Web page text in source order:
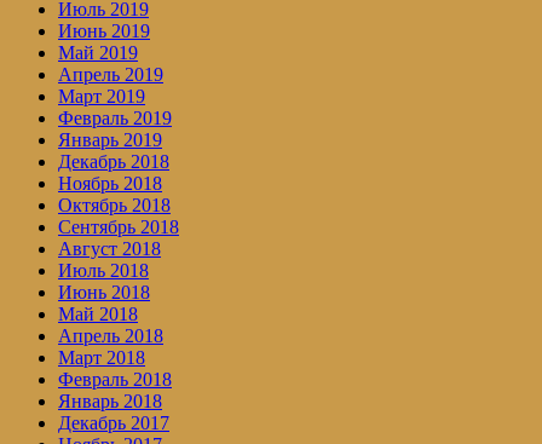
Июль 2019
Июнь 2019
Май 2019
Апрель 2019
Март 2019
Февраль 2019
Январь 2019
Декабрь 2018
Ноябрь 2018
Октябрь 2018
Сентябрь 2018
Август 2018
Июль 2018
Июнь 2018
Май 2018
Апрель 2018
Март 2018
Февраль 2018
Январь 2018
Декабрь 2017